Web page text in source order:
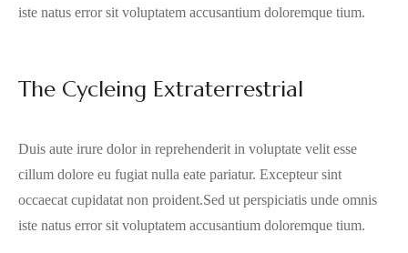
iste natus error sit voluptatem accusantium doloremque tium.
The Cycleing Extraterrestrial
Duis aute irure dolor in reprehenderit in voluptate velit esse
cillum dolore eu fugiat nulla eate pariatur. Excepteur sint
occaecat cupidatat non proident.Sed ut perspiciatis unde omnis
iste natus error sit voluptatem accusantium doloremque tium.